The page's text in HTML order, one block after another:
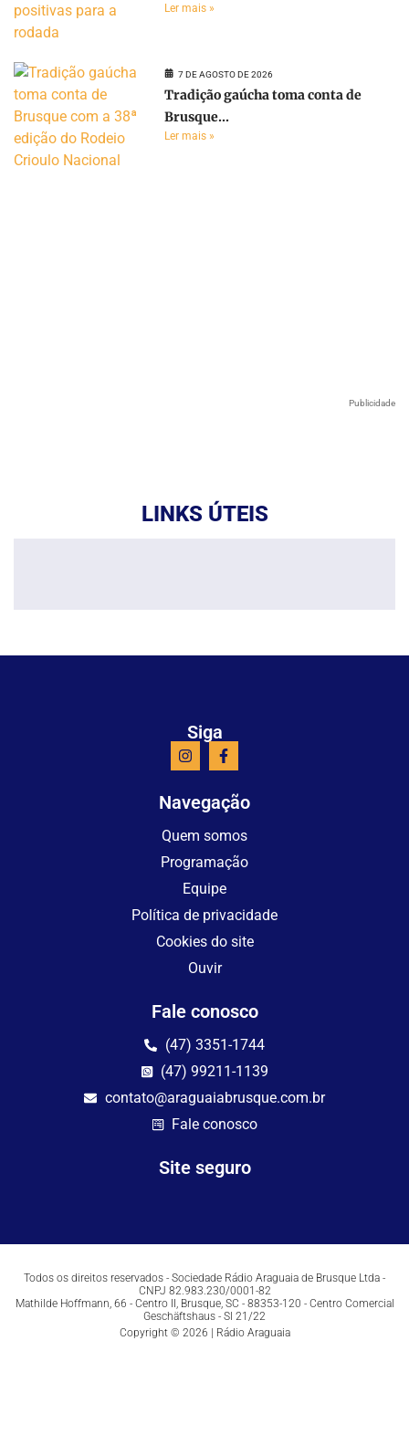
Ler mais »
7 DE AGOSTO DE 2026
Tradição gaúcha toma conta de
Brusque...
Ler mais »
Publicidade
LINKS ÚTEIS
Siga
Navegação
Quem somos
Programação
Equipe
Política de privacidade
Cookies do site
Ouvir
Fale conosco
(47) 3351-1744
(47) 99211-1139
contato@araguaiabrusque.com.br
Fale conosco
Site seguro
Todos os direitos reservados - Sociedade Rádio Araguaia de Brusque Ltda -
CNPJ 82.983.230/0001-82
Mathilde Hoffmann, 66 - Centro II, Brusque, SC - 88353-120 - Centro Comercial
Geschäftshaus - Sl 21/22
Copyright © 2026 | Rádio Araguaia